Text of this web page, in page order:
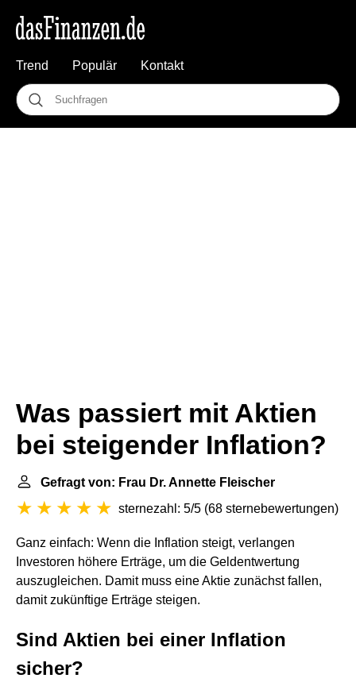
Trend Populär Kontakt
Was passiert mit Aktien
bei steigender Inflation?
Gefragt von: Frau Dr. Annette Fleischer
sternezahl: 5/5 (68 sternebewertungen)
Ganz einfach: Wenn die Inflation steigt, verlangen
Investoren höhere Erträge, um die Geldentwertung
auszugleichen. Damit muss eine Aktie zunächst fallen,
damit zukünftige Erträge steigen.
Sind Aktien bei einer Inflation
sicher?